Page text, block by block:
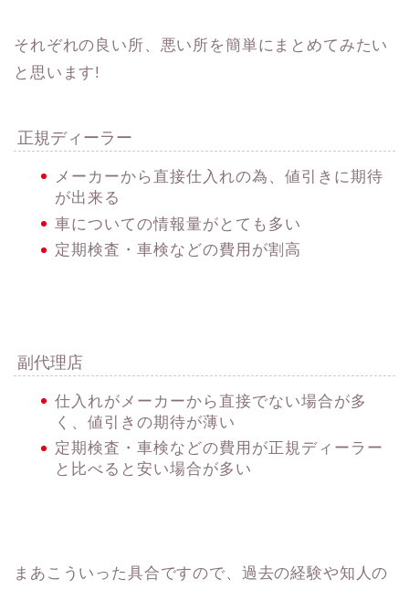
それぞれの良い所、悪い所を簡単にまとめてみたい
と思います!
正規ディーラー
メーカーから直接仕入れの為、値引きに期待
が出来る
車についての情報量がとても多い
定期検査・車検などの費用が割高
副代理店
仕入れがメーカーから直接でない場合が多
く、値引きの期待が薄い
定期検査・車検などの費用が正規ディーラー
と比べると安い場合が多い
まあこういった具合ですので、過去の経験や知人の